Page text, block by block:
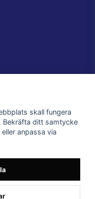
skall fungera
Bekräfta ditt samtycke
anpassa via